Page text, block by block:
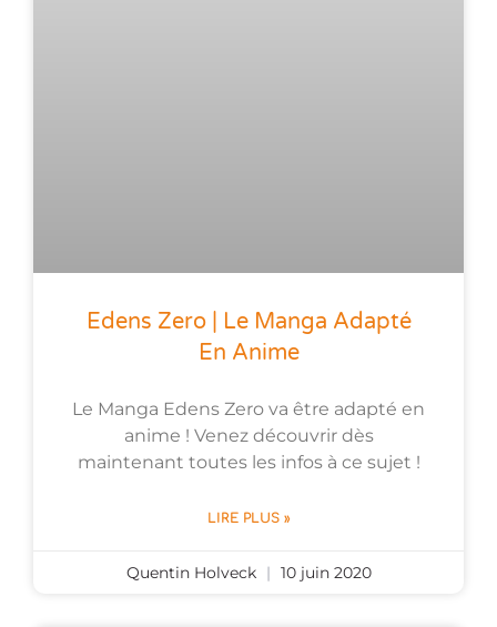
Edens Zero | Le Manga Adapté
En Anime
Le Manga Edens Zero va être adapté en
anime ! Venez découvrir dès
maintenant toutes les infos à ce sujet !
LIRE PLUS »
Quentin Holveck 10 juin 2020